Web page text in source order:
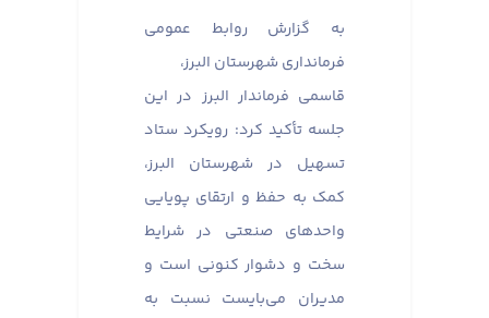
به گزارش روابط عمومی
فرمانداری شهرستان البرز،
قاسمی فرماندار البرز در این
جلسه تأکید کرد: رویکرد ستاد
تسهیل در شهرستان البرز،
کمک به حفظ و ارتقای پویایی
واحدهای صنعتی در شرایط
سخت و دشوار کنونی است و
مدیران می‌بایست نسبت به